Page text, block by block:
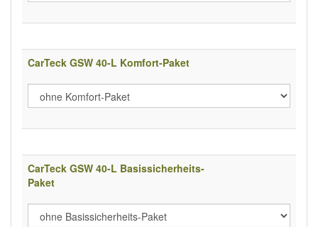
CarTeck GSW 40-L Komfort-Paket
CarTeck GSW 40-L Basissicherheits-
Paket